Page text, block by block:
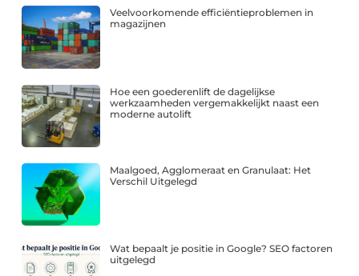
Veelvoorkomende efficiëntieproblemen in
magazijnen
Hoe een goederenlift de dagelijkse
werkzaamheden vergemakkelijkt naast een
moderne autolift
Maalgoed, Agglomeraat en Granulaat: Het
Verschil Uitgelegd
Wat bepaalt je positie in Google? SEO factoren
uitgelegd